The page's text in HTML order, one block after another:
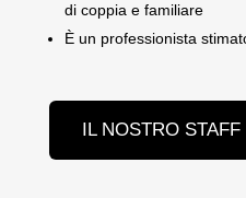
di coppia e familiare
È un professionista
IL NOSTRO STAFF